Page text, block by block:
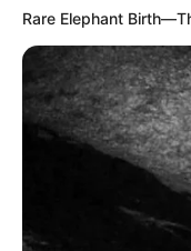
favor,
ACTIVAR AHORA
TEMAS
Rare Elephant